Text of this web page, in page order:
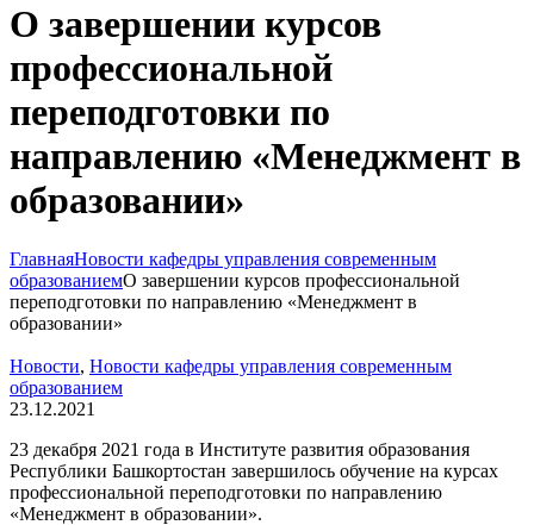
О завершении курсов
профессиональной
переподготовки по
направлению «Менеджмент в
образовании»
ГлавнаяНовости кафедры управления современным
образованиемО завершении курсов профессиональной
переподготовки по направлению «Менеджмент в
образовании»
Новости, Новости кафедры управления современным
образованием
23.12.2021
23 декабря 2021 года в Институте развития образования
Республики Башкортостан завершилось обучение на курсах
профессиональной переподготовки по направлению
«Менеджмент в образовании».